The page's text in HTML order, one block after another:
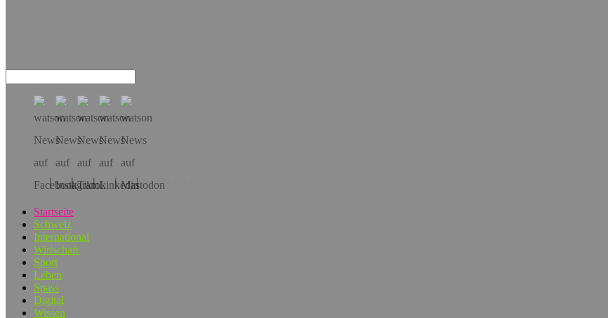
Hol dir die App!
Startseite
Schweiz
International
Wirtschaft
Sport
Leben
Spass
Digital
Wissen